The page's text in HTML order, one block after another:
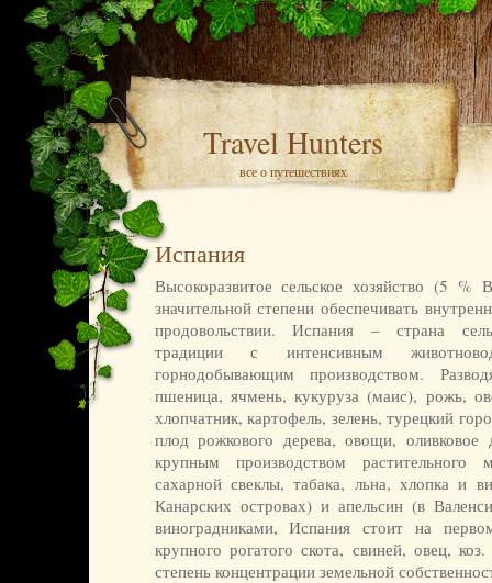
Travel Hunters
все о путешествиях
Испания
Высокоразвитое сельское хозяйство (5 %
значительной степени обеспечивать
продовольствии. Испания – страна
традиции с интенсивным
горнодобывающим производством.
пшеница, ячмень, кукуруза (маис), рожь,
хлопчатник, картофель, зелень, турецкий
плод рожкового дерева, овощи, оливковое
крупным производством растительного
сахарной свеклы, табака, льна, хлопка и
Канарских островах) и апельсин (в
виноградниками, Испания стоит на
крупного рогатого скота, свиней, овец,
степень концентрации земельной